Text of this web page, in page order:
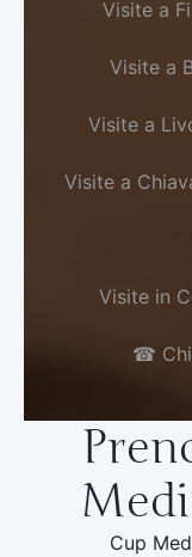
Visite a
Visite a
Visite a
Visite a
Visite in
☎
Cup